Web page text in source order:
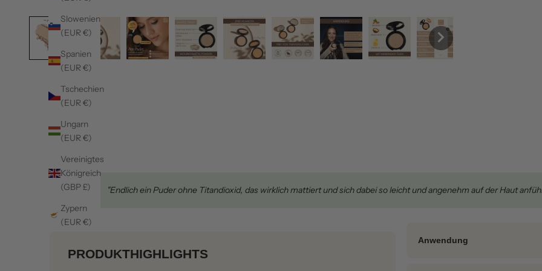
Slowenien
(EUR €)
Spanien
(EUR €)
Tschechien
(EUR €)
Ungarn
(EUR €)
Vereinigtes
Königreich
(GBP £)
Zypern
(EUR €)
★★★★★ "Endlich ein Puder ohne Titandioxid, das wirklich mattiert und sich dabei so leicht und angenehm auf der Haut
PRODUKTHIGHLIGHTS
Anwendung